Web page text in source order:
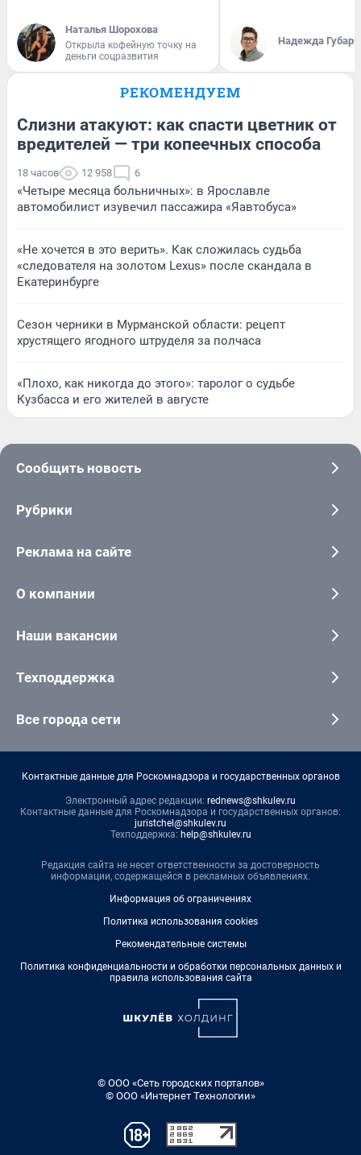
Наталья Шорохова
Открыла кофейную точку на
деньги соцразвития
Надежда Губарь
РЕКОМЕНДУЕМ
Слизни атакуют: как спасти цветник от
вредителей — три копеечных способа
18 часов 12 958 6
«Четыре месяца больничных»: в Ярославле
автомобилист изувечил пассажира «Яавтобуса»
«Не хочется в это верить». Как сложилась судьба
«следователя на золотом Lexus» после скандала в
Екатеринбурге
Сезон черники в Мурманской области: рецепт
хрустящего ягодного штруделя за полчаса
«Плохо, как никогда до этого»: таролог о судьбе
Кузбасса и его жителей в августе
Сообщить новость
Рубрики
Реклама на сайте
О компании
Наши вакансии
Техподдержка
Все города сети
Контактные данные для Роскомнадзора и государственных органов
Электронный адрес редакции: rednews@shkulev.ru
Контактные данные для Роскомнадзора и государственных органов:
juristchel@shkulev.ru
Техподдержка: help@shkulev.ru
Редакция сайта не несет ответственности за достоверность
информации, содержащейся в рекламных объявлениях.
Информация об ограничениях
Политика использования cookies
Рекомендательные системы
Политика конфиденциальности и обработки персональных данных и
правила использования сайта
© ООО «Сеть городских порталов»
© ООО «Интернет Технологии»